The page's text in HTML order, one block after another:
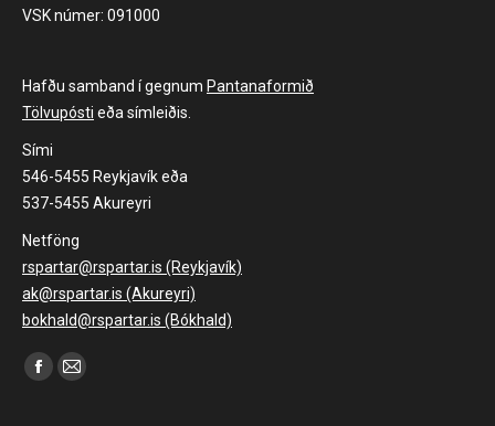
VSK númer: 091000
Hafðu samband í gegnum Pantanaformið
Tölvupósti eða símleiðis.
Sími
546-5455 Reykjavík eða
537-5455 Akureyri
Netföng
rspartar@rspartar.is (Reykjavík)
ak@rspartar.is (Akureyri)
bokhald@rspartar.is (Bókhald)
Find us on:
Facebook
Mail